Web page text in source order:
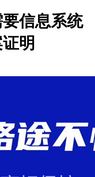
信息系统
明